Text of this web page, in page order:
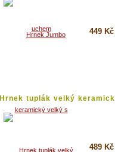
449 Kč
Hrnek tuplák velký
489 Kč